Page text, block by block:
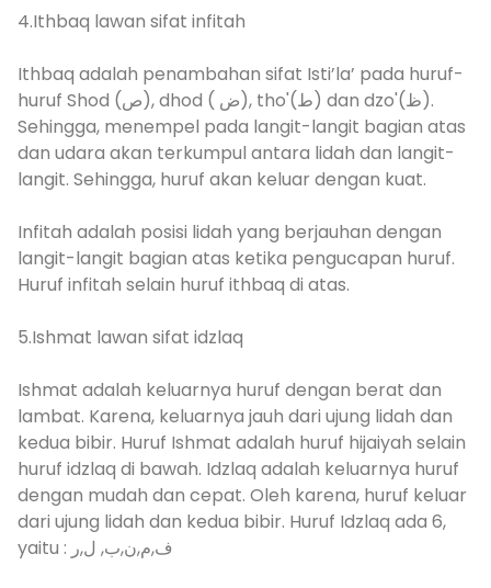
4.Ithbaq lawan sifat infitah
Ithbaq adalah penambahan sifat Isti’la’ pada huruf-
huruf Shod (ص), dhod ( ض), tho'(ط) dan dzo'(ظ).
Sehingga, menempel pada langit-langit bagian atas
dan udara akan terkumpul antara lidah dan langit-
langit. Sehingga, huruf akan keluar dengan kuat.
Infitah adalah posisi lidah yang berjauhan dengan
langit-langit bagian atas ketika pengucapan huruf.
Huruf infitah selain huruf ithbaq di atas.
5.Ishmat lawan sifat idzlaq
Ishmat adalah keluarnya huruf dengan berat dan
lambat. Karena, keluarnya jauh dari ujung lidah dan
kedua bibir. Huruf Ishmat adalah huruf hijaiyah selain
huruf idzlaq di bawah. Idzlaq adalah keluarnya huruf
dengan mudah dan cepat. Oleh karena, huruf keluar
dari ujung lidah dan kedua bibir. Huruf Idzlaq ada 6,
yaitu : ف,م,ن,ب, ل,ر